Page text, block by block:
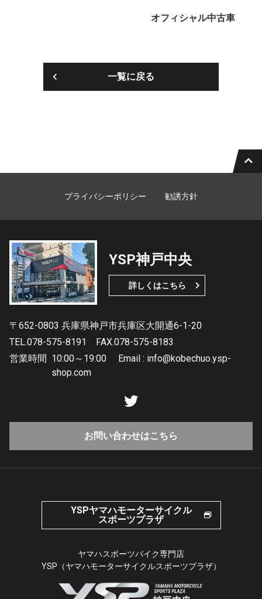
オフィシャル中古車
一覧に戻る
プライバシーポリシー 勧誘方針
YSP神戸中央
詳しくはこちら
〒652-0803 兵庫県神戸市兵庫区大開通6-1-20
TEL.078-575-8191
FAX.078-575-8183
営業時間 10:00～19:00 Email : info@kobechuo.ysp-
shop.com
お問い合わせはこちら
YSPヤマハモーターサイクル
スポーツプラザ
ヤマハスポーツバイク専門店
YSP（ヤマハモーターサイクルスポーツプラザ）